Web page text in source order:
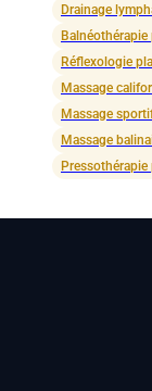
Drainage
Balnéothérapie
Réflexologie
Massage
Massage
Massage
Pressothérapie